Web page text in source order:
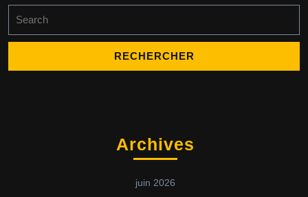
Archives
juin 2026